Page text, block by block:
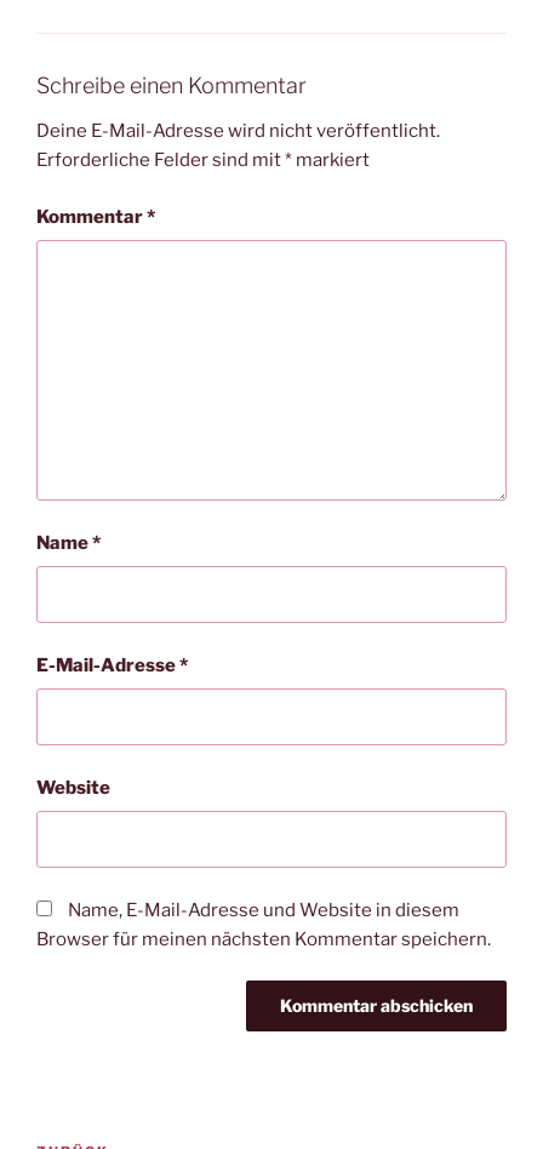
Schreibe einen Kommentar
Deine E-Mail-Adresse wird nicht veröffentlicht.
Erforderliche Felder sind mit* markiert
Kommentar*
Name*
E-Mail-Adresse*
Website
Name, E-Mail-Adresse und Website in diesem
Browser für meinen nächsten Kommentar speichern.
Beitragsnavigation